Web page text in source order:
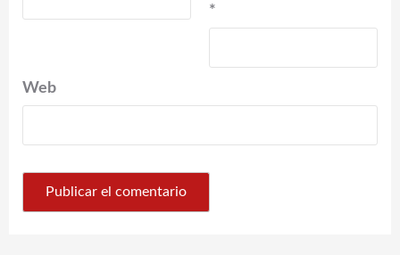
*
Web